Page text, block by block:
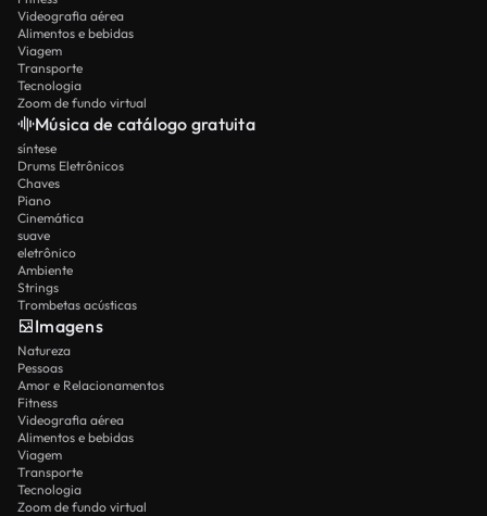
Videografia aérea
Alimentos e bebidas
Viagem
Transporte
Tecnologia
Zoom de fundo virtual
Música de catálogo gratuita
síntese
Drums Eletrônicos
Chaves
Piano
Cinemática
suave
eletrônico
Ambiente
Strings
Trombetas acústicas
Imagens
Natureza
Pessoas
Amor e Relacionamentos
Fitness
Videografia aérea
Alimentos e bebidas
Viagem
Transporte
Tecnologia
Zoom de fundo virtual